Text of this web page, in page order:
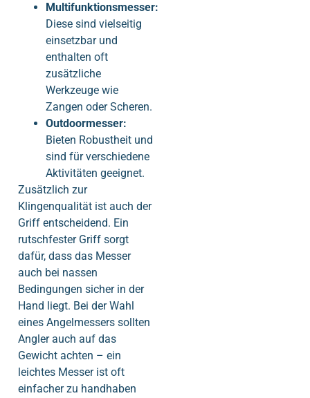
Multifunktionsmesser:
Diese sind vielseitig
einsetzbar und
enthalten oft
zusätzliche
Werkzeuge wie
Zangen oder Scheren.
Outdoormesser:
Bieten Robustheit und
sind für verschiedene
Aktivitäten geeignet.
Zusätzlich zur
Klingenqualität ist auch der
Griff entscheidend. Ein
rutschfester Griff sorgt
dafür, dass das Messer
auch bei nassen
Bedingungen sicher in der
Hand liegt. Bei der Wahl
eines Angelmessers sollten
Angler auch auf das
Gewicht achten – ein
leichtes Messer ist oft
einfacher zu handhaben